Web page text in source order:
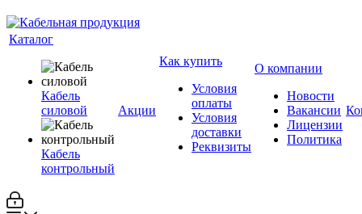
Каталог
Кабель
силовой
Кабель
контрольный
Акции
Как купить
Условия
оплаты
Условия
доставки
Реквизиты
О компании
Новости
Вакансии
Лицензии
Политика